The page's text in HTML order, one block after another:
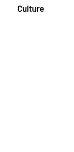
Culture